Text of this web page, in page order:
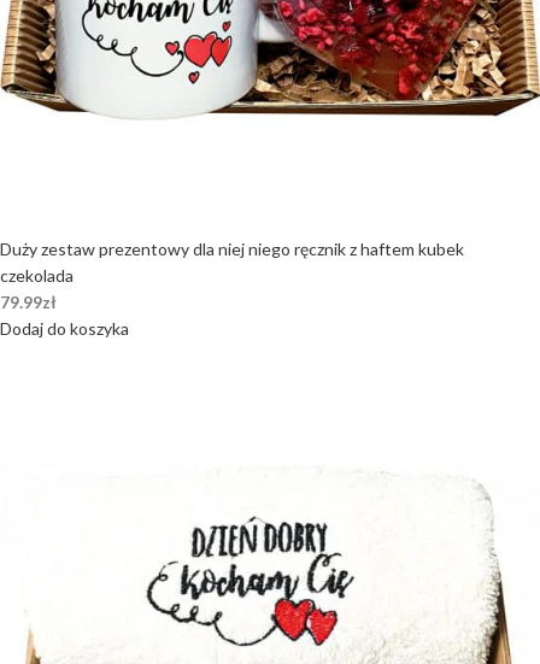
Duży zestaw prezentowy dla niej niego ręcznik z haftem kubek
czekolada
79.99zł
Dodaj do koszyka